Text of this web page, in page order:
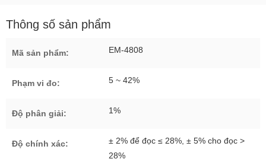
Thông số sản phẩm
Mã sản phẩm: EM-4808
Phạm vi đo: 5 ~ 42%
Độ phân giải: 1%
Độ chính xác:
± 2% để đọc ≤ 28%, ± 5% cho đọc >
28%